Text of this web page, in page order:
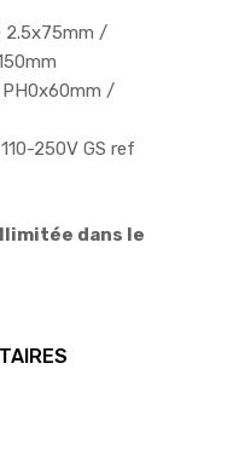
2.5x75mm /
/
250V GS ref
dans le